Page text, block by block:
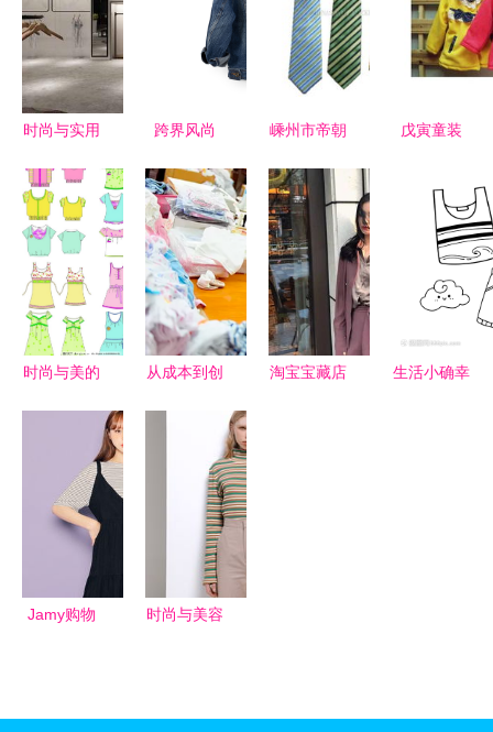
时尚与实用
多维解读
跨界风尚
套童装与化
妆品销售的
静物拍摄美
学
嵊州市帝朝
精品系列与
时尚化妆品
销售的完美
融合
戊寅童装
示与品牌实
力解析
时尚与美的
在化妆品销
售中的创新
应用
从成本到创
装鞋帽制造
业的守卫战
与转型之路
淘宝宝藏店
生活小确幸
Jamy购物
时尚与美容